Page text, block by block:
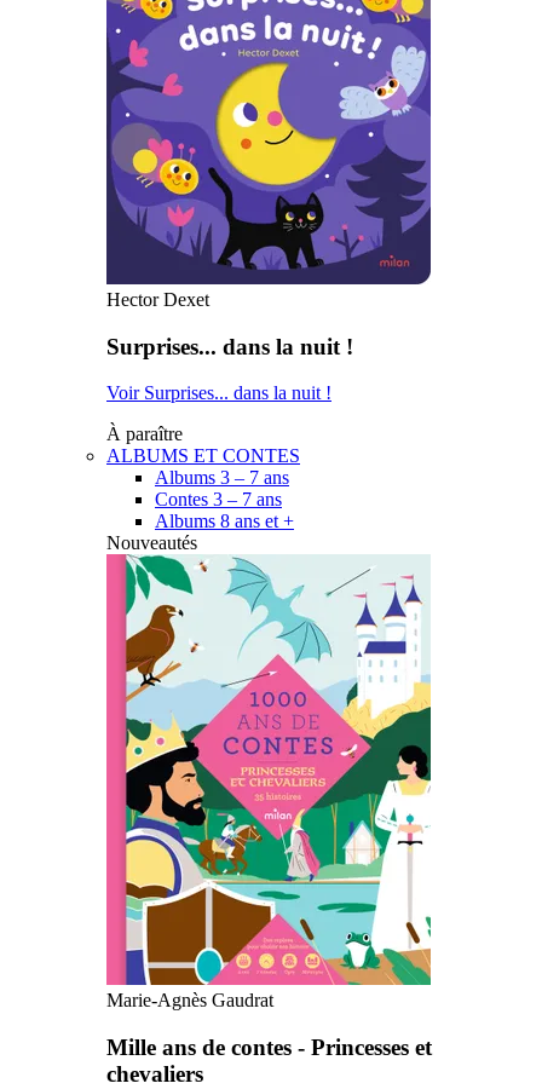
Hector Dexet
Surprises... dans la nuit !
Voir Surprises... dans la nuit !
À paraître
ALBUMS ET CONTES
Albums 3 – 7 ans
Contes 3 – 7 ans
Albums 8 ans et +
Nouveautés
Marie-Agnès Gaudrat
Mille ans de contes - Princesses et
chevaliers